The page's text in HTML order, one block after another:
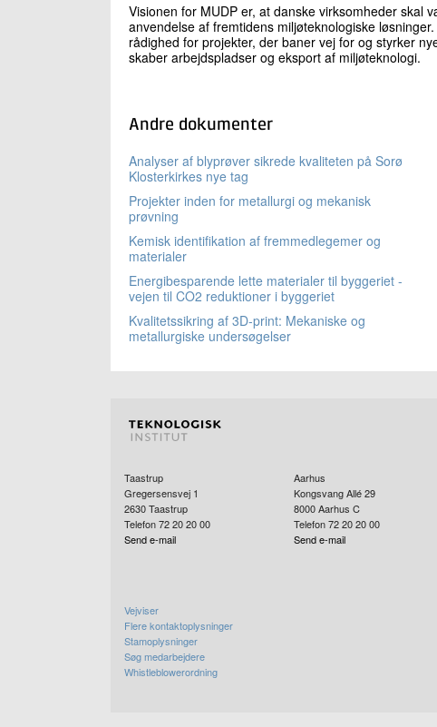
Visionen for MUDP er, at danske virksomheder skal
anvendelse af fremtidens miljøteknologiske
rådighed for projekter, der baner vej for og styrker
skaber arbejdspladser og eksport af miljøteknologi.
Andre dokumenter
Analyser af blyprøver sikrede kvaliteten på Sorø
Klosterkirkes nye tag
Projekter inden for metallurgi og mekanisk
prøvning
Kemisk identifikation af fremmedlegemer og
materialer
Energibesparende lette materialer til byggeriet -
vejen til CO2 reduktioner i byggeriet
Kvalitetssikring af 3D-print: Mekaniske og
metallurgiske undersøgelser
Taastrup
Gregersensvej 1
2630Taastrup
Telefon 72 20 20 00
Send e-mail
Aarhus
Kongsvang Allé 29
8000 Aarhus C
Telefon 72 20 20 00
Send e-mail
Vejviser
Flere kontaktoplysninger
Stamoplysninger
Søg medarbejdere
Whistleblowerordning